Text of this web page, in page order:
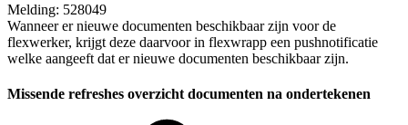
Melding: 528049
Wanneer er nieuwe documenten beschikbaar zijn voor de
flexwerker, krijgt deze daarvoor in flexwrapp een pushnotificatie
welke aangeeft dat er nieuwe documenten beschikbaar zijn.
Missende refreshes overzicht documenten na ondertekenen